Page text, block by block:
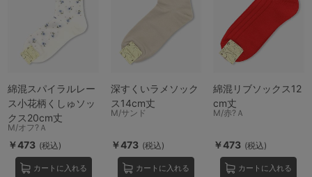
綿混スパイラルレー
ス小花柄くしゅソッ
クス20cm丈
M/オフ?Ａ
￥473 (税込)
カートに入れる
深すくいラメソック
ス14cm丈
M/サンド
￥473 (税込)
カートに入れる
綿混リブソックス12
cm丈
M/赤?Ａ
￥473 (税込)
カートに入れる